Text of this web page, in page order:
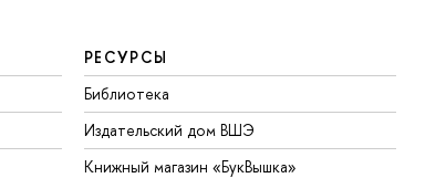
РЕСУРСЫ
Библиотека
Издательский дом ВШЭ
Книжный магазин «БукВышка»